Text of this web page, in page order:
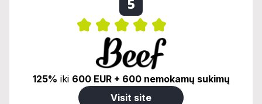
125% iki 600 EUR + 600 nemokamų sukimų
Visit site